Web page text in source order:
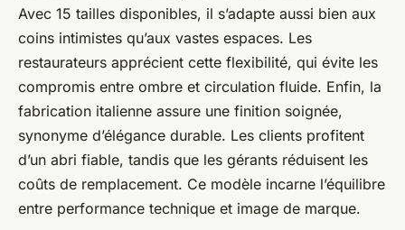
Avec 15 tailles disponibles, il s’adapte aussi bien aux
coins intimistes qu’aux vastes espaces. Les
restaurateurs apprécient cette flexibilité, qui évite les
compromis entre ombre et circulation fluide. Enfin, la
fabrication italienne assure une finition soignée,
synonyme d’élégance durable. Les clients profitent
d’un abri fiable, tandis que les gérants réduisent les
coûts de remplacement. Ce modèle incarne l’équilibre
entre performance technique et image de marque.